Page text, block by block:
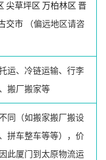
尖草坪区 万柏林区 晋
交市 （偏远地区请咨
运、冷链运输、行李
搬厂搬家等
同（如搬家搬厂搬设
拼车整车等等），价
此厦门到太原物流运